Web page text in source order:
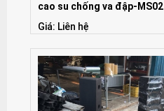
cao su chống va đập-MS02
Giá: Liên hệ